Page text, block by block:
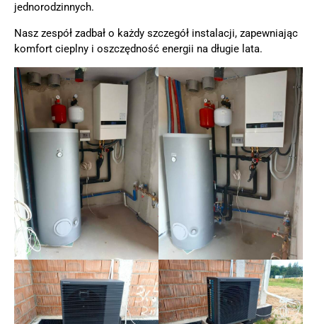
jednorodzinnych.
Nasz zespół zadbał o każdy szczegół instalacji, zapewniając
komfort cieplny i oszczędność energii na długie lata.